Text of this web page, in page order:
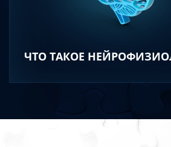
ЧТО ТАКОЕ